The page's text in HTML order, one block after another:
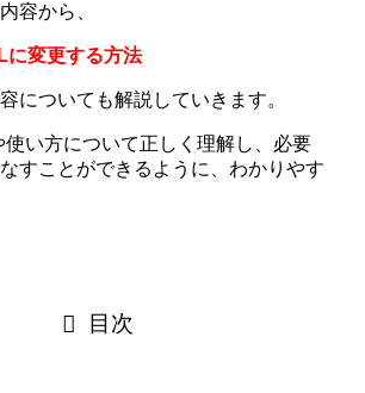
容から、
に変更する方法
についても解説していきます。
使い方について正しく理解し、必要
すことができるように、わかりやす
目次